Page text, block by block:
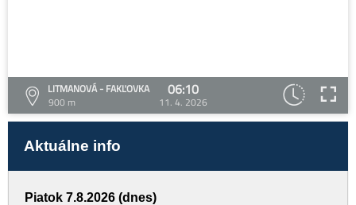
LITMANOVÁ - FAKĽOVKA
900 m
06:10
11. 4. 2026
Aktuálne info
Piatok 7.8.2026 (dnes)